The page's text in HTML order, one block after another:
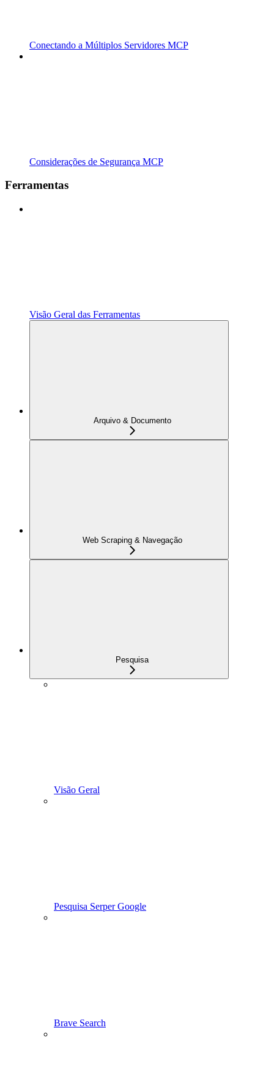
Conectando a Múltiplos Servidores MCP
Considerações de Segurança MCP
Ferramentas
Visão Geral das Ferramentas
Arquivo & Documento
Web Scraping & Navegação
Pesquisa
Visão Geral
Pesquisa Serper Google
Brave Search